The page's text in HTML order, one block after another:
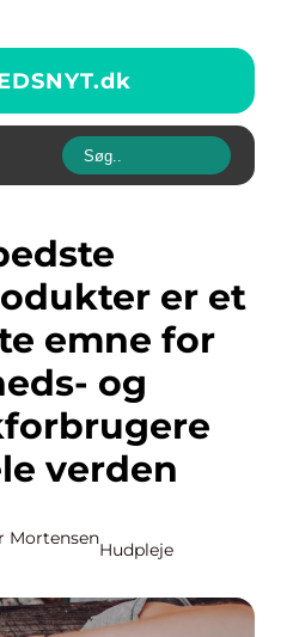
dk
er et
emne for
og
verden
Mortensen
Hudpleje